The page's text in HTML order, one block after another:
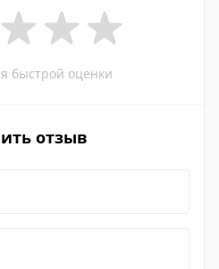
быстрой оценки
отзыв